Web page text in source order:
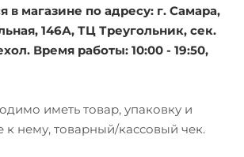
в магазине по адресу: г. Самара,
146А, ТЦ Треугольник, сек.
Время работы: 10:00 - 19:50,
иметь товар, упаковку и
нему, товарный/кассовый чек.